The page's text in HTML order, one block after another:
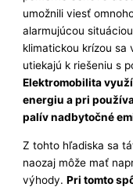
umožnili viesť
alarmujúcou
klimatickou krízou sa
utiekajú k riešeniu s
Elektromobilita
energiu a pri
palív nadbytočné
Z tohto hľadiska sa
naozaj môže mať
výhody.Pri tomto